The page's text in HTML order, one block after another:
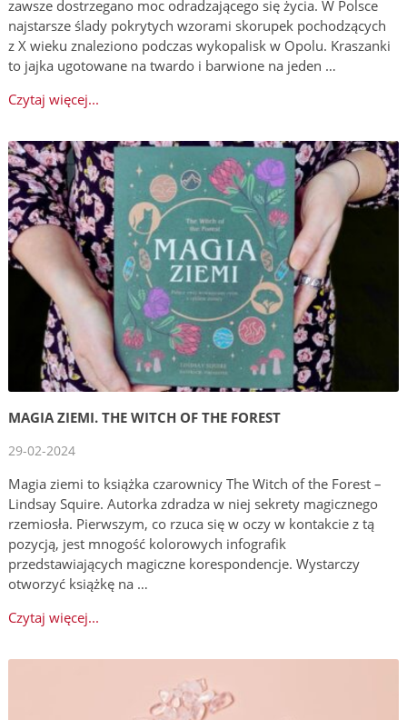
zawsze dostrzegano moc odradzającego się życia. W Polsce
najstarsze ślady pokrytych wzorami skorupek pochodzących
z X wieku znaleziono podczas wykopalisk w Opolu. Kraszanki
to jajka ugotowane na twardo i barwione na jeden …
Czytaj więcej...
MAGIA ZIEMI. THE WITCH OF THE FOREST
29-02-2024
Magia ziemi to książka czarownicy The Witch of the Forest –
Lindsay Squire. Autorka zdradza w niej sekrety magicznego
rzemiosła. Pierwszym, co rzuca się w oczy w kontakcie z tą
pozycją, jest mnogość kolorowych infografik
przedstawiających magiczne korespondencje. Wystarczy
otworzyć książkę na …
Czytaj więcej...